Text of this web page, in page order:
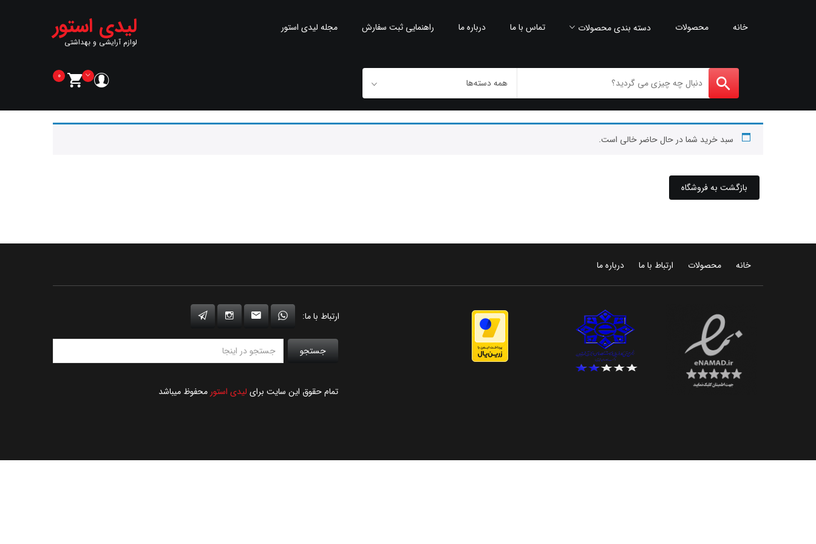
خانه محصولات دسته بندی محصولات تماس با ما درباره ما راهنمایی ثبت سفارش مجله لیدی استور لیدی استور
لوازم آرایشی و بهداشتی
0
سبد خرید شما در حال حاضر خالی است.
بازگشت به فروشگاه
خانه محصولات ارتباط با ما درباره ما
ارتباط با ما:
جستجو
تمام حقوق این سایت برای لیدی استور محفوظ میباشد